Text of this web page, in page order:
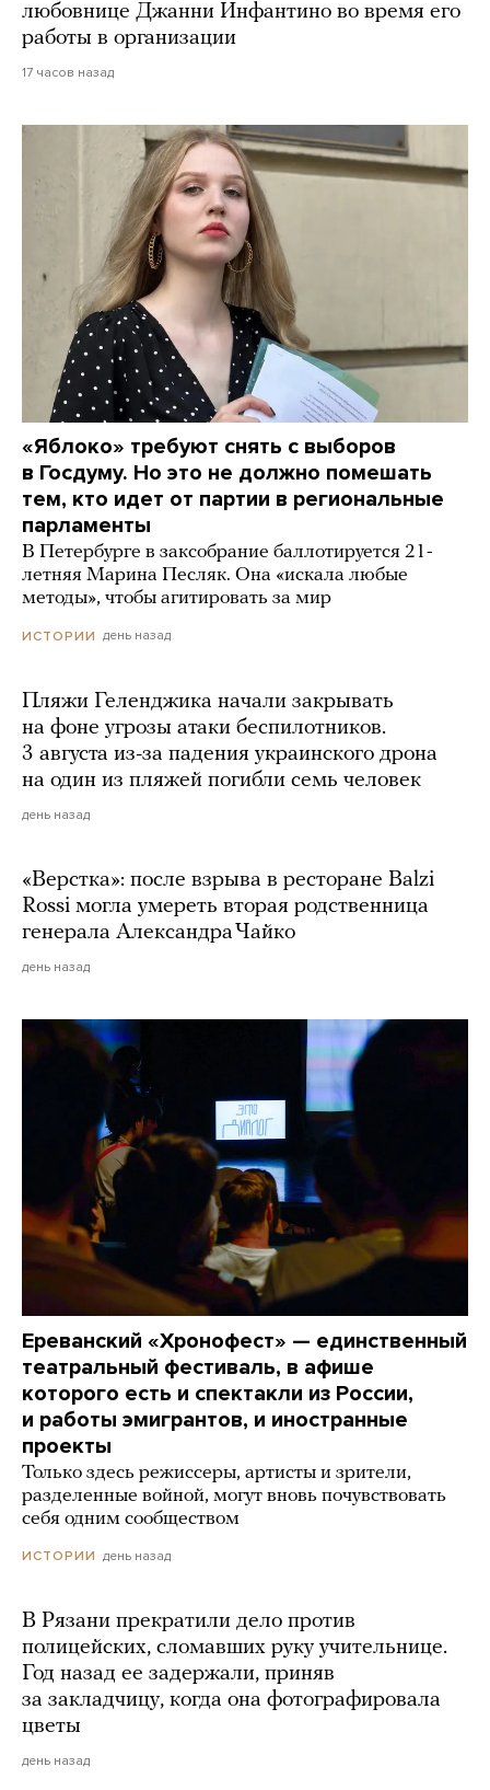
любовнице Джанни Инфантино во время его
работы в организации
17 часов назад
«Яблоко» требуют снять с выборов
в Госдуму. Но это не должно помешать
тем, кто идет от партии в региональные
парламенты
В Петербурге в заксобрание баллотируется 21-
летняя Марина Песляк. Она «искала любые
методы», чтобы агитировать за мир
ИСТОРИИ день назад
Пляжи Геленджика начали закрывать
на фоне угрозы атаки беспилотников.
3 августа из-за падения украинского дрона
на один из пляжей погибли семь человек
день назад
«Верстка»: после взрыва в ресторане Balzi
Rossi могла умереть вторая родственница
генерала Александра Чайко
день назад
Ереванский «Хронофест» — единственный
театральный фестиваль, в афише
которого есть и спектакли из России,
и работы эмигрантов, и иностранные
проекты
Только здесь режиссеры, артисты и зрители,
разделенные войной, могут вновь почувствовать
себя одним сообществом
ИСТОРИИ день назад
В Рязани прекратили дело против
полицейских, сломавших руку учительнице.
Год назад ее задержали, приняв
за закладчицу, когда она фотографировала
цветы
день назад